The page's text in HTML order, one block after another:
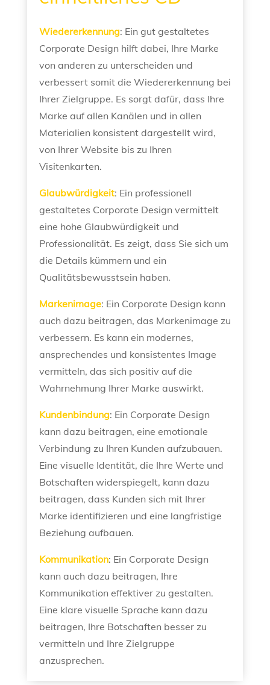
Wiedererkennung: Ein gut gestaltetes
Corporate Design hilft dabei, Ihre Marke
von anderen zu unterscheiden und
verbessert somit die Wiedererkennung bei
Ihrer Zielgruppe. Es sorgt dafür, dass Ihre
Marke auf allen Kanälen und in allen
Materialien konsistent dargestellt wird,
von Ihrer Website bis zu Ihren
Visitenkarten.
Glaubwürdigkeit: Ein professionell
gestaltetes Corporate Design vermittelt
eine hohe Glaubwürdigkeit und
Professionalität. Es zeigt, dass Sie sich um
die Details kümmern und ein
Qualitätsbewusstsein haben.
Markenimage: Ein Corporate Design kann
auch dazu beitragen, das Markenimage zu
verbessern. Es kann ein modernes,
ansprechendes und konsistentes Image
vermitteln, das sich positiv auf die
Wahrnehmung Ihrer Marke auswirkt.
Kundenbindung: Ein Corporate Design
kann dazu beitragen, eine emotionale
Verbindung zu Ihren Kunden aufzubauen.
Eine visuelle Identität, die Ihre Werte und
Botschaften widerspiegelt, kann dazu
beitragen, dass Kunden sich mit Ihrer
Marke identifizieren und eine langfristige
Beziehung aufbauen.
Kommunikation: Ein Corporate Design
kann auch dazu beitragen, Ihre
Kommunikation effektiver zu gestalten.
Eine klare visuelle Sprache kann dazu
beitragen, Ihre Botschaften besser zu
vermitteln und Ihre Zielgruppe
anzusprechen.